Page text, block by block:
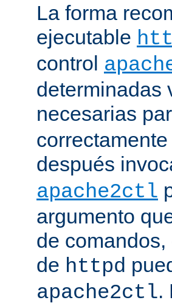
La forma
ejecutable
control
determinadas
necesarias
después
apache2ctl
argumento
de
de httpd
apache2ctl.